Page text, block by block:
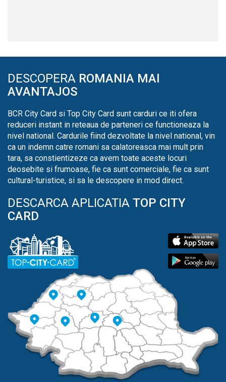
DESCOPERA ROMANIA MAI
AVANTAJOS
BCR City Card si Top City Card sunt carduri ce iti ofera
reduceri instant in reteaua de parteneri ce functioneaza la
nivel national. Cardurile fiind dezvoltate la nivel national, vin
ca un indemn catre romani sa calatoreasca mai mult prin
tara, sa constientizeze ca avem toate aceste locuri
deosebite si frumoase, fie ca sunt comerciale, fie ca sunt
cultural-turistice, si sa le descopere in mod direct.
DESCARCA APLICATIA TOP CITY
CARD